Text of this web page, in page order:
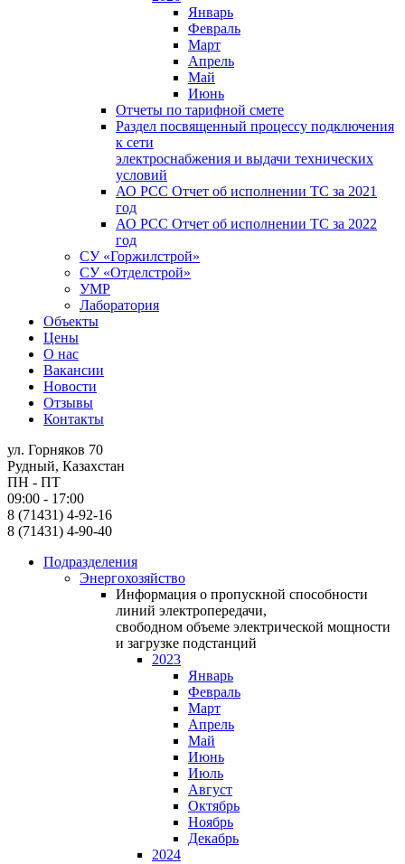
Январь
Февраль
Март
Апрель
Май
Июнь
Отчеты по тарифной смете
Раздел посвященный процессу подключения
к сети
электроснабжения и выдачи технических
условий
АО РСС Отчет об исполнении ТС за 2021
год
АО РСС Отчет об исполнении ТС за 2022
год
СУ «Горжилстрой»
СУ «Отделстрой»
УМР
Лаборатория
Объекты
Цены
О нас
Вакансии
Новости
Отзывы
Контакты
ул. Горняков 70
Рудный, Казахстан
ПН - ПТ
09:00 - 17:00
8 (71431) 4-92-16
8 (71431) 4-90-40
Подразделения
Энергохозяйство
Информация о пропускной способности
линий электропередачи,
свободном объеме электрической мощности
и загрузке подстанций
2023
Январь
Февраль
Март
Апрель
Май
Июнь
Июль
Август
Октябрь
Ноябрь
Декабрь
2024